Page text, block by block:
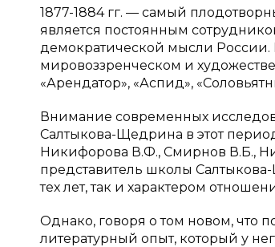
1877-1884 гг. — самый
является постоянным
демократической мысли России.
мировоззренческом и
«Арендатор», «Аспид»,
Внимание современных
Салтыкова-Щедрина в этот
Никифорова В.Ф., Смирнов В.Б.,
представитель школы
тех лет, так и характером
Однако, говоря о том новом, что
литературный опыт, который у